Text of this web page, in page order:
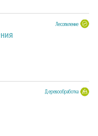
Лесопиление
Деревообработка